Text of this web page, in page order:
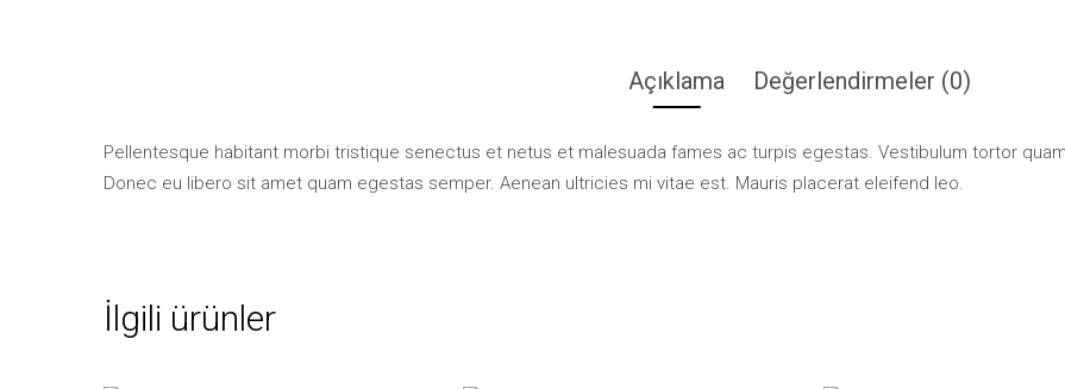
Açıklama Değerlendirmeler (0)
Pellentesque habitant morbi tristique senectus et netus et malesuada fames ac turpis egestas. Vestibulum tortor
Donec eu libero sit amet quam egestas semper. Aenean ultricies mi vitae est. Mauris placerat eleifend leo.
İlgili ürünler